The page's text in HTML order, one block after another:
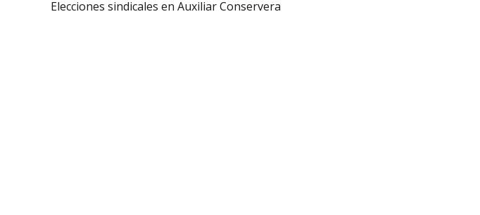
Elecciones sindicales en Auxiliar Conservera